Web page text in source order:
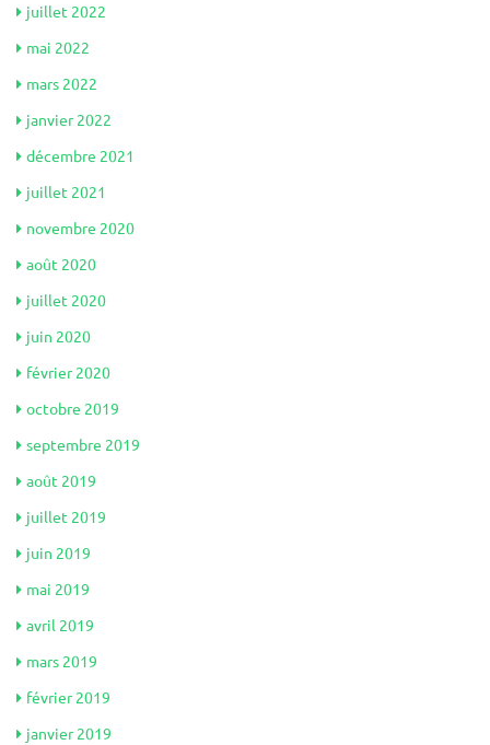
juillet 2022
mai 2022
mars 2022
janvier 2022
décembre 2021
juillet 2021
novembre 2020
août 2020
juillet 2020
juin 2020
février 2020
octobre 2019
septembre 2019
août 2019
juillet 2019
juin 2019
mai 2019
avril 2019
mars 2019
février 2019
janvier 2019